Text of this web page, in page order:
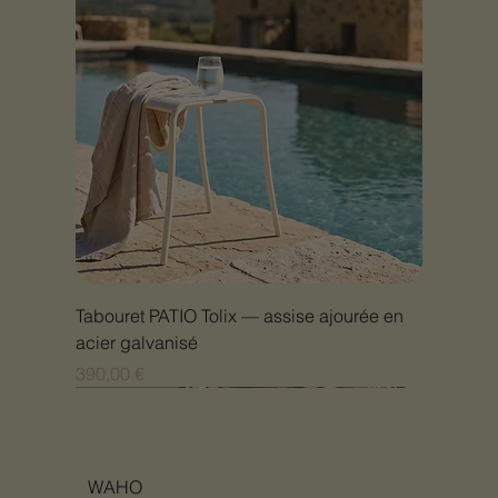
Tabouret PATIO Tolix — assise ajourée en
acier galvanisé
Prix
390,00 €
WAHO